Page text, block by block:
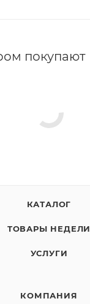
покупают
КАТАЛОГ
ТОВАРЫ НЕДЕЛИ
УСЛУГИ
КОМПАНИЯ